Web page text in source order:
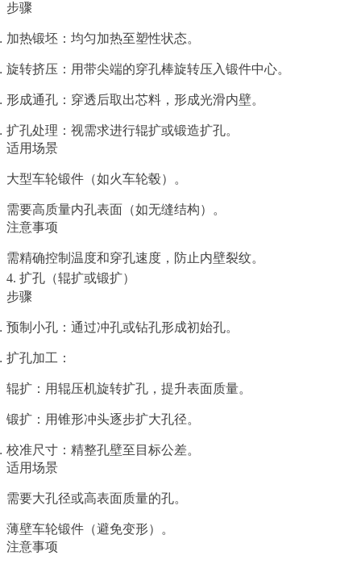
步骤
加热锻坯：均匀加热至塑性状态。
旋转挤压：用带尖端的穿孔棒旋转压入锻件中心。
形成通孔：穿透后取出芯料，形成光滑内壁。
扩孔处理：视需求进行辊扩或锻造扩孔。
适用场景
大型车轮锻件（如火车轮毂）。
需要高质量内孔表面（如无缝结构）。
注意事项
需精确控制温度和穿孔速度，防止内壁裂纹。
4. 扩孔（辊扩或锻扩）
步骤
预制小孔：通过冲孔或钻孔形成初始孔。
扩孔加工：
辊扩：用辊压机旋转扩孔，提升表面质量。
锻扩：用锥形冲头逐步扩大孔径。
校准尺寸：精整孔壁至目标公差。
适用场景
需要大孔径或高表面质量的孔。
薄壁车轮锻件（避免变形）。
注意事项